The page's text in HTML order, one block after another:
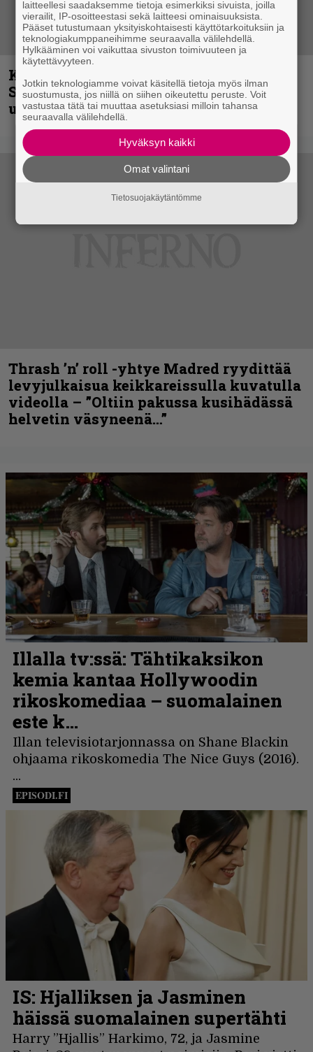
Kunnianosoitus hyiselle Pohjolalle –
Shining hyppäsi keskelle kinoksia
uudella videollaan
Thrash ’n’ roll -yhtye Madred ryydittää
levyjulkaisua keikkareissulla kuvatulla
videolla – ”Oltiin pakussa kusihädässä
helvetin väsyneenä…”
laitteellesi saadaksemme tietoja esimerkiksi sivuista, joilla
vierailit, IP-osoitteestasi sekä laitteesi ominaisuuksista.
Pääset tutustumaan yksityiskohtaisesti käyttötarkoituksiin ja
teknologiakumppaneihimme seuraavalla välilehdellä.
Hylkääminen voi vaikuttaa sivuston toimivuuteen ja
käytettävyyteen.
Jotkin teknologiamme voivat käsitellä tietoja myös ilman
suostumusta, jos niillä on siihen oikeutettu peruste. Voit
vastustaa tätä tai muuttaa asetuksiasi milloin tahansa
seuraavalla välilehdellä.
Hyväksyn kaikki
Omat valintani
Tietosuojakäytäntömme